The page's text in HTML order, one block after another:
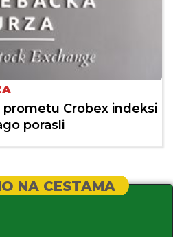
Crobex indeksi
porasli
NA CESTAMA